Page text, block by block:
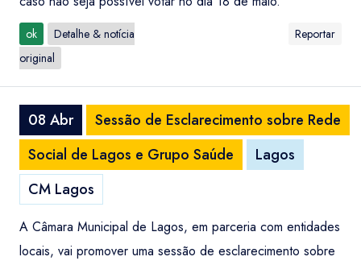
ok
Detalhe & notícia
original
Reportar
08 Abr
Sessão de Esclarecimento sobre Rede
Social de Lagos e Grupo Saúde
Lagos
CM Lagos
A Câmara Municipal de Lagos, em parceria com entidades
locais, vai promover uma sessão de esclarecimento sobre